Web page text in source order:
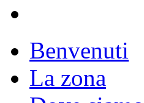
Benvenuti
La zona